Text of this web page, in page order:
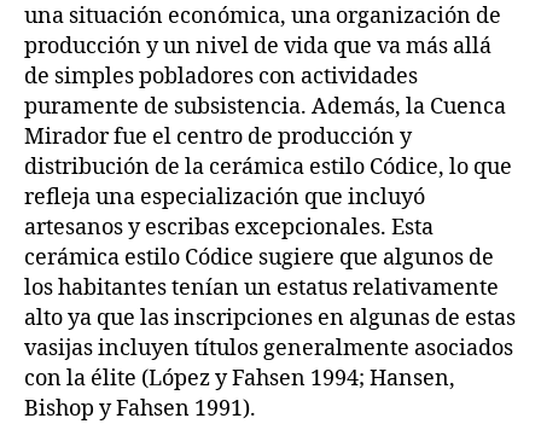
una situación económica, una organización de
producción y un nivel de vida que va más allá
de simples pobladores con actividades
puramente de subsistencia. Además, la Cuenca
Mirador fue el centro de producción y
distribución de la cerámica estilo Códice, lo que
refleja una especialización que incluyó
artesanos y escribas excepcionales. Esta
cerámica estilo Códice sugiere que algunos de
los habitantes tenían un estatus relativamente
alto ya que las inscripciones en algunas de estas
vasijas incluyen títulos generalmente asociados
con la élite (López y Fahsen 1994; Hansen,
Bishop y Fahsen 1991).